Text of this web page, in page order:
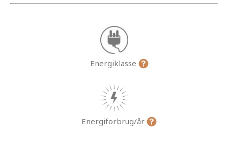
Energiklasse
Energiforbrug/år